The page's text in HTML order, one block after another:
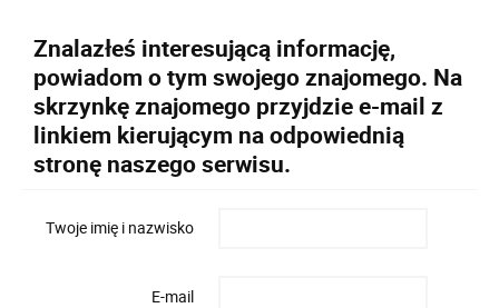
Znalazłeś interesującą informację,
powiadom o tym swojego znajomego. Na
skrzynkę znajomego przyjdzie e-mail z
linkiem kierującym na odpowiednią
stronę naszego serwisu.
Twoje imię i nazwisko
E-mail